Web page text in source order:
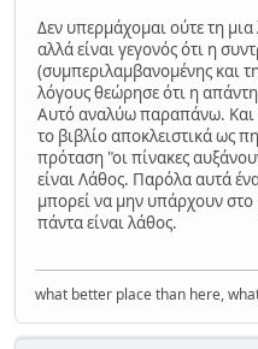
Δεν υπερμάχομαι ούτε τη
αλλά είναι γεγονός ότι η
(συμπεριλαμβανομένης και
λόγους θεώρησε ότι η
Αυτό αναλύω παραπάνω.
το βιβλίο αποκλειστικά ως
πρόταση "οι πίνακες
είναι Λάθος. Παρόλα αυτά
μπορεί να μην υπάρχουν στο
πάντα είναι λάθος.
what better place than here,